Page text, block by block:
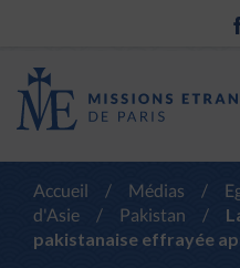
Accueil / Médias /
d'Asie
/ Pakistan /
pakistanaise effrayée